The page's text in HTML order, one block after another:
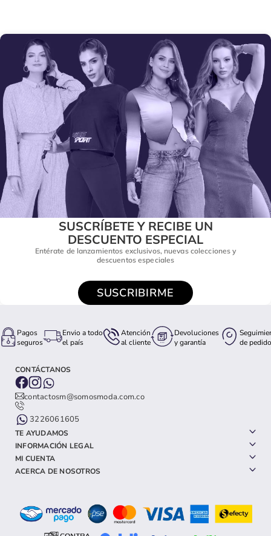
SUSCRÍBETE Y RECIBE UN
DESCUENTO ESPECIAL
Entérate de lanzamientos exclusivos, nuevas colecciones y
descuentos especiales
SUSCRIBIRME
Pagos
seguros
Envio a todo
el país
Atención
al cliente
Devoluciones
y garantía
de pedido
CONTÁCTANOS
contactosm@somosmoda.com.co
3226061605
TE AYUDAMOS
INFORMACIÓN LEGAL
MI CUENTA
ACERCA DE NOSOTROS